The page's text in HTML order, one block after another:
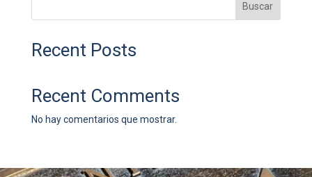
Buscar
Recent Posts
Recent Comments
No hay comentarios que mostrar.